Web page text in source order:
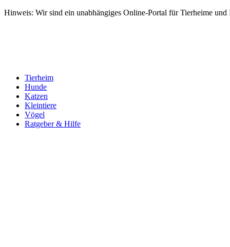
Hinweis: Wir sind ein unabhängiges Online-Portal für Tierheime
Tierheim
Hunde
Katzen
Kleintiere
Vögel
Ratgeber & Hilfe